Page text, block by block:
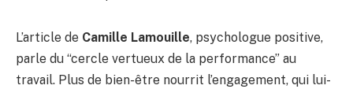
L’article de Camille Lamouille, psychologue positive,
parle du “cercle vertueux de la performance” au
travail. Plus de bien-être nourrit l’engagement, qui lui-